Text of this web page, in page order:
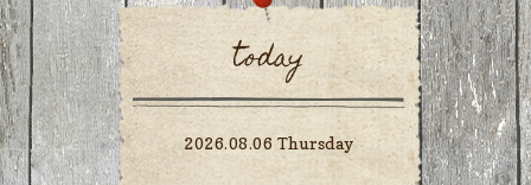
today
2026.08.06 Thursday